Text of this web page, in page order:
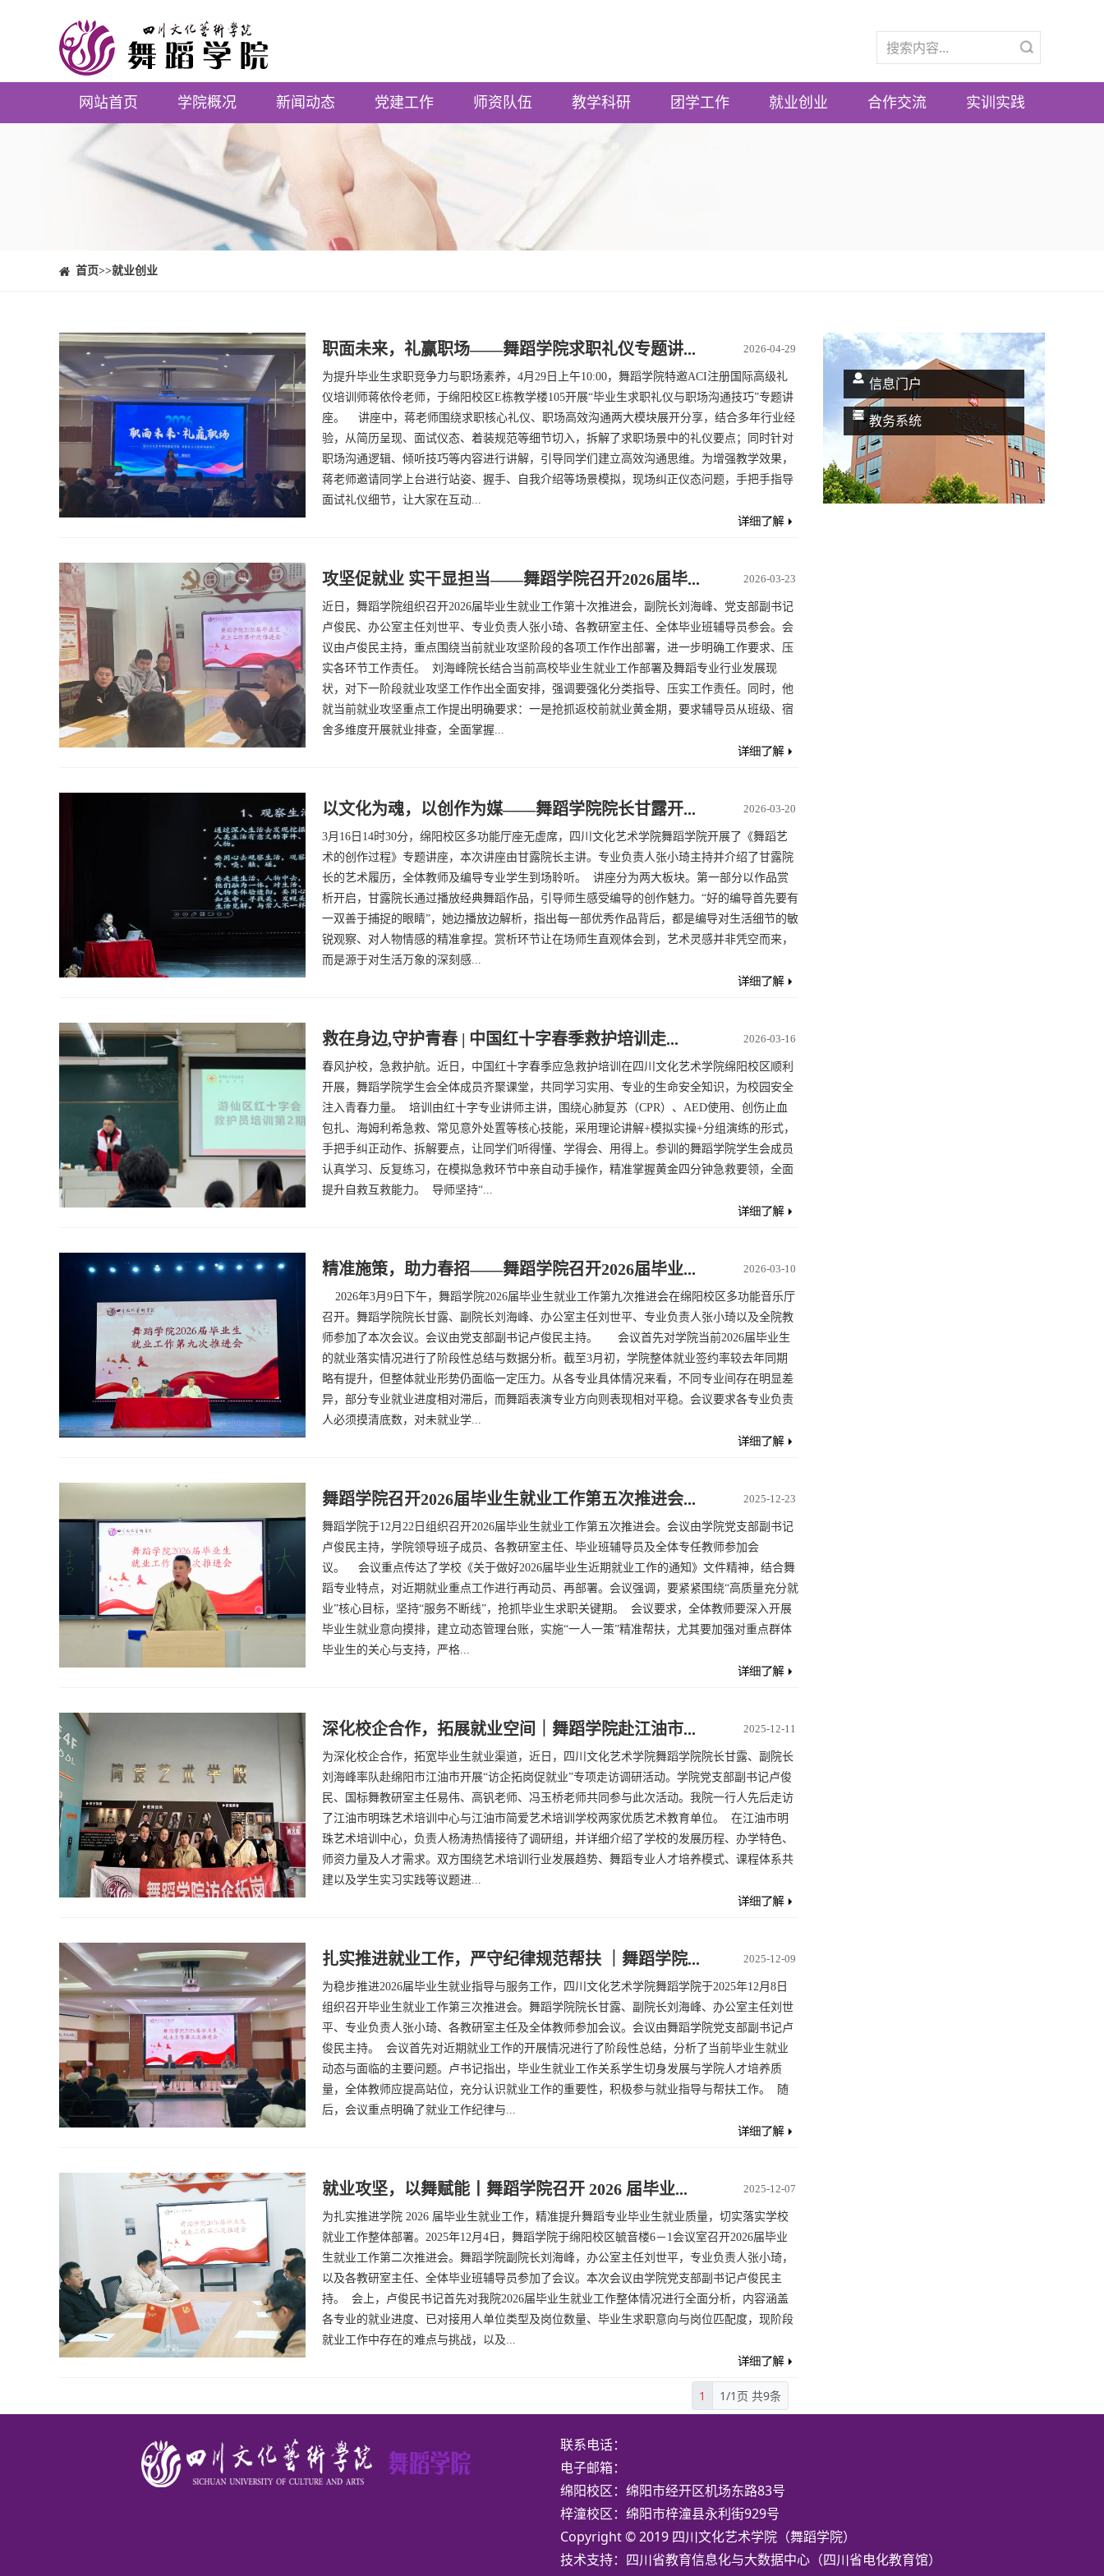
网站首页 学院概况 新闻动态 党建工作 师资队伍 教学科研 团学工作 就业创业 合作交流 实训实践
⠀⠀首页>>就业创业
2026-04-29
职面未来，礼赢职场——舞蹈学院求职礼仪专题讲...
为提升毕业生求职竞争力与职场素养，4月29日上午10:00，舞蹈学院特邀ACI注册国际高级礼
仪培训师蒋依伶老师，于绵阳校区E栋教学楼105开展“毕业生求职礼仪与职场沟通技巧”专题讲
座。 讲座中，蒋老师围绕求职核心礼仪、职场高效沟通两大模块展开分享，结合多年行业经
验，从简历呈现、面试仪态、着装规范等细节切入，拆解了求职场景中的礼仪要点；同时针对
职场沟通逻辑、倾听技巧等内容进行讲解，引导同学们建立高效沟通思维。为增强教学效果，
蒋老师邀请同学上台进行站姿、握手、自我介绍等场景模拟，现场纠正仪态问题，手把手指导
面试礼仪细节，让大家在互动...
2026-03-23
攻坚促就业 实干显担当——舞蹈学院召开2026届毕...
近日，舞蹈学院组织召开2026届毕业生就业工作第十次推进会，副院长刘海峰、党支部副书记
卢俊民、办公室主任刘世平、专业负责人张小琦、各教研室主任、全体毕业班辅导员参会。会
议由卢俊民主持，重点围绕当前就业攻坚阶段的各项工作作出部署，进一步明确工作要求、压
实各环节工作责任。 刘海峰院长结合当前高校毕业生就业工作部署及舞蹈专业行业发展现
状，对下一阶段就业攻坚工作作出全面安排，强调要强化分类指导、压实工作责任。同时，他
就当前就业攻坚重点工作提出明确要求：一是抢抓返校前就业黄金期，要求辅导员从班级、宿
舍多维度开展就业排查，全面掌握...
2026-03-20
以文化为魂，以创作为媒——舞蹈学院院长甘露开...
3月16日14时30分，绵阳校区多功能厅座无虚席，四川文化艺术学院舞蹈学院开展了《舞蹈艺
术的创作过程》专题讲座，本次讲座由甘露院长主讲。专业负责人张小琦主持并介绍了甘露院
长的艺术履历，全体教师及编导专业学生到场聆听。 讲座分为两大板块。第一部分以作品赏
析开启，甘露院长通过播放经典舞蹈作品，引导师生感受编导的创作魅力。“好的编导首先要有
一双善于捕捉的眼睛”，她边播放边解析，指出每一部优秀作品背后，都是编导对生活细节的敏
锐观察、对人物情感的精准拿捏。赏析环节让在场师生直观体会到，艺术灵感并非凭空而来，
而是源于对生活万象的深刻感...
2026-03-16
救在身边,守护青春 | 中国红十字春季救护培训走...
春风护校，急救护航。近日，中国红十字春季应急救护培训在四川文化艺术学院绵阳校区顺利
开展，舞蹈学院学生会全体成员齐聚课堂，共同学习实用、专业的生命安全知识，为校园安全
注入青春力量。 培训由红十字专业讲师主讲，围绕心肺复苏（CPR）、AED使用、创伤止血
包扎、海姆利希急救、常见意外处置等核心技能，采用理论讲解+模拟实操+分组演练的形式，
手把手纠正动作、拆解要点，让同学们听得懂、学得会、用得上。参训的舞蹈学院学生会成员
认真学习、反复练习，在模拟急救环节中亲自动手操作，精准掌握黄金四分钟急救要领，全面
提升自救互救能力。 导师坚持“...
2026-03-10
精准施策，助力春招——舞蹈学院召开2026届毕业...
2026年3月9日下午，舞蹈学院2026届毕业生就业工作第九次推进会在绵阳校区多功能音乐厅
召开。舞蹈学院院长甘露、副院长刘海峰、办公室主任刘世平、专业负责人张小琦以及全院教
师参加了本次会议。会议由党支部副书记卢俊民主持。 会议首先对学院当前2026届毕业生
的就业落实情况进行了阶段性总结与数据分析。截至3月初，学院整体就业签约率较去年同期
略有提升，但整体就业形势仍面临一定压力。从各专业具体情况来看，不同专业间存在明显差
异，部分专业就业进度相对滞后，而舞蹈表演专业方向则表现相对平稳。会议要求各专业负责
人必须摸清底数，对未就业学...
2025-12-23
舞蹈学院召开2026届毕业生就业工作第五次推进会...
舞蹈学院于12月22日组织召开2026届毕业生就业工作第五次推进会。会议由学院党支部副书记
卢俊民主持，学院领导班子成员、各教研室主任、毕业班辅导员及全体专任教师参加会
议。 会议重点传达了学校《关于做好2026届毕业生近期就业工作的通知》文件精神，结合舞
蹈专业特点，对近期就业重点工作进行再动员、再部署。会议强调，要紧紧围绕“高质量充分就
业”核心目标，坚持“服务不断线”，抢抓毕业生求职关键期。 会议要求，全体教师要深入开展
毕业生就业意向摸排，建立动态管理台账，实施“一人一策”精准帮扶，尤其要加强对重点群体
毕业生的关心与支持，严格...
2025-12-11
深化校企合作，拓展就业空间｜舞蹈学院赴江油市...
为深化校企合作，拓宽毕业生就业渠道，近日，四川文化艺术学院舞蹈学院院长甘露、副院长
刘海峰率队赴绵阳市江油市开展“访企拓岗促就业”专项走访调研活动。学院党支部副书记卢俊
民、国标舞教研室主任易伟、高钒老师、冯玉桥老师共同参与此次活动。我院一行人先后走访
了江油市明珠艺术培训中心与江油市简爱艺术培训学校两家优质艺术教育单位。 在江油市明
珠艺术培训中心，负责人杨涛热情接待了调研组，并详细介绍了学校的发展历程、办学特色、
师资力量及人才需求。双方围绕艺术培训行业发展趋势、舞蹈专业人才培养模式、课程体系共
建以及学生实习实践等议题进...
2025-12-09
扎实推进就业工作，严守纪律规范帮扶 ｜舞蹈学院...
为稳步推进2026届毕业生就业指导与服务工作，四川文化艺术学院舞蹈学院于2025年12月8日
组织召开毕业生就业工作第三次推进会。舞蹈学院院长甘露、副院长刘海峰、办公室主任刘世
平、专业负责人张小琦、各教研室主任及全体教师参加会议。会议由舞蹈学院党支部副书记卢
俊民主持。 会议首先对近期就业工作的开展情况进行了阶段性总结，分析了当前毕业生就业
动态与面临的主要问题。卢书记指出，毕业生就业工作关系学生切身发展与学院人才培养质
量，全体教师应提高站位，充分认识就业工作的重要性，积极参与就业指导与帮扶工作。 随
后，会议重点明确了就业工作纪律与...
2025-12-07
就业攻坚，以舞赋能丨舞蹈学院召开 2026 届毕业...
为扎实推进学院 2026 届毕业生就业工作，精准提升舞蹈专业毕业生就业质量，切实落实学校
就业工作整体部署。2025年12月4日，舞蹈学院于绵阳校区毓音楼6－1会议室召开2026届毕业
生就业工作第二次推进会。舞蹈学院副院长刘海峰，办公室主任刘世平，专业负责人张小琦，
以及各教研室主任、全体毕业班辅导员参加了会议。本次会议由学院党支部副书记卢俊民主
持。 会上，卢俊民书记首先对我院2026届毕业生就业工作整体情况进行全面分析，内容涵盖
各专业的就业进度、已对接用人单位类型及岗位数量、毕业生求职意向与岗位匹配度，现阶段
就业工作中存在的难点与挑战，以及...
1 1/1页 共9条
信息门户
教务系统
联系电话：
电子邮箱：
绵阳校区：绵阳市经开区机场东路83号
梓潼校区：绵阳市梓潼县永利街929号
Copyright © 2019 四川文化艺术学院（舞蹈学院）
技术支持： 四川省教育信息化与大数据中心（四川省电化教育馆）